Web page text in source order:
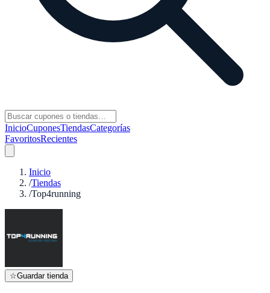
InicioCuponesTiendasCategorías
FavoritosRecientes
Inicio
/Tiendas
/Top4running
☆Guardar tienda